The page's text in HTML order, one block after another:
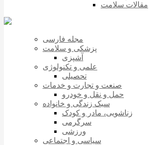
مقالات سلامت
مجله فارسی
پزشکی و سلامت
آشپزی
علمی و تکنولوژی
تحصیلی
صنعت و تجارت و خدمات
حمل و نقل و خودرو
سبک زندگی و خانواده
زناشویی، مادر و کودک
سرگرمی
ورزشی
سیاسی و اجتماعی